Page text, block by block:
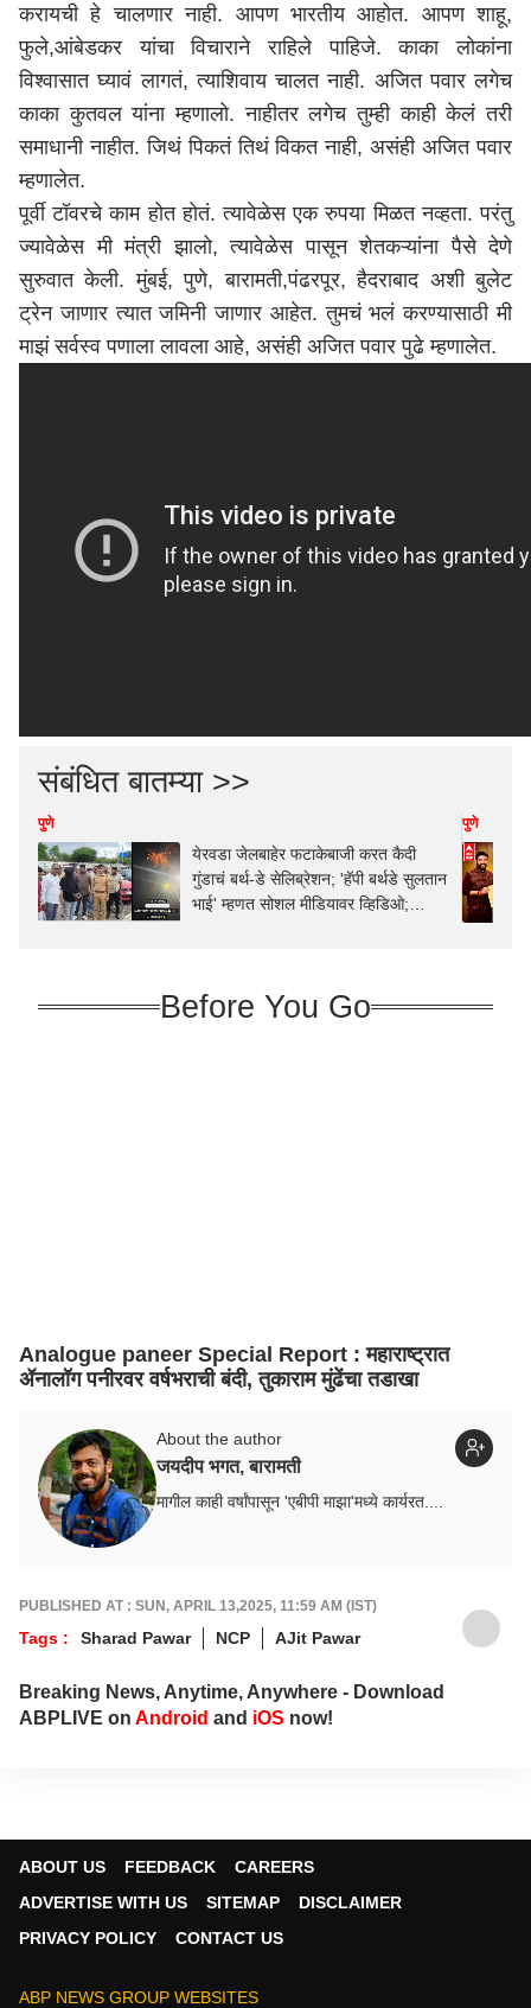
करायची हे चालणार नाही. आपण भारतीय आहोत. आपण शाहू,
फुले,आंबेडकर यांचा विचाराने राहिले पाहिजे. काका लोकांना
विश्वासात घ्यावं लागतं, त्याशिवाय चालत नाही. अजित पवार लगेच
काका कुतवल यांना म्हणालो. नाहीतर लगेच तुम्ही काही केलं तरी
समाधानी नाहीत. जिथं पिकतं तिथं विकत नाही, असंही अजित पवार
म्हणालेत.
पूर्वी टॉवरचे काम होत होतं. त्यावेळेस एक रुपया मिळत नव्हता. परंतु
ज्यावेळेस मी मंत्री झालो, त्यावेळेस पासून शेतकऱ्यांना पैसे देणे
सुरुवात केली.मुंबई,पुणे, बारामती,पंढरपूर, हैदराबाद अशी बुलेट
ट्रेन जाणार त्यात जमिनी जाणार आहेत. तुमचं भलं करण्यासाठी मी
माझं सर्वस्व पणाला लावला आहे, असंही अजित पवार पुढे म्हणालेत.
संबंधित बातम्या >>
पुणे
येरवडा जेलबाहेर फटाकेबाजी करत कैदी
गुंडाचं बर्थ-डे सेलिब्रेशन; 'हॅपी बर्थडे सुलतान
भाई' म्हणत सोशल मीडियावर व्हिडिओ;
पुणे
Before You Go
Analogue paneer Special Report : महाराष्ट्रात
ॲनालॉग पनीरवर वर्षभराची बंदी, तुकाराम मुंढेंचा तडाखा
About the author
जयदीप भगत, बारामती
मागील काही वर्षांपासून 'एबीपी माझा'मध्ये कार्यरत....
PUBLISHED AT : SUN, APRIL 13,2025, 11:59 AM (IST)
Tags : Sharad Pawar NCP AJit Pawar
Breaking News, Anytime, Anywhere - Download
ABPLIVE on Android and iOS now!
ABOUT US FEEDBACK
CAREERS
ADVERTISE WITH US
SITEMAP
DISCLAIMER
PRIVACY POLICY
CONTACT US
ABP NEWS GROUP WEBSITES